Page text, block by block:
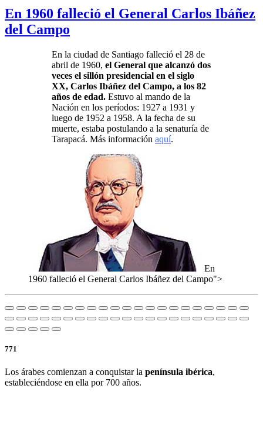
En 1960 falleció el General Carlos Ibáñez
del Campo
En la ciudad de Santiago falleció el 28 de
abril de 1960, el General que alcanzó dos
veces el sillón presidencial en el siglo
XX, Carlos Ibáñez del Campo, a los 82
años de edad. Estuvo al mando de la
Nación en los períodos: 1927 a 1931 y
luego de 1952 a 1958. A la fecha de su
muerte, estaba postulando a la senaturía de
Tarapacá. Más información aquí.
En
1960 falleció el General Carlos Ibáñez del Campo">
771
Los árabes comienzan a conquistar la península ibérica,
estableciéndose en ella por 700 años.